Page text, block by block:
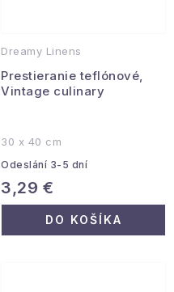
Dreamy Linens
Prestieranie teflónové,
Vintage culinary
30 x 40 cm
Odeslání 3-5 dní
3,29 €
DO KOŠÍKA